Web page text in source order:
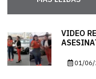
VIDEO
01/06/